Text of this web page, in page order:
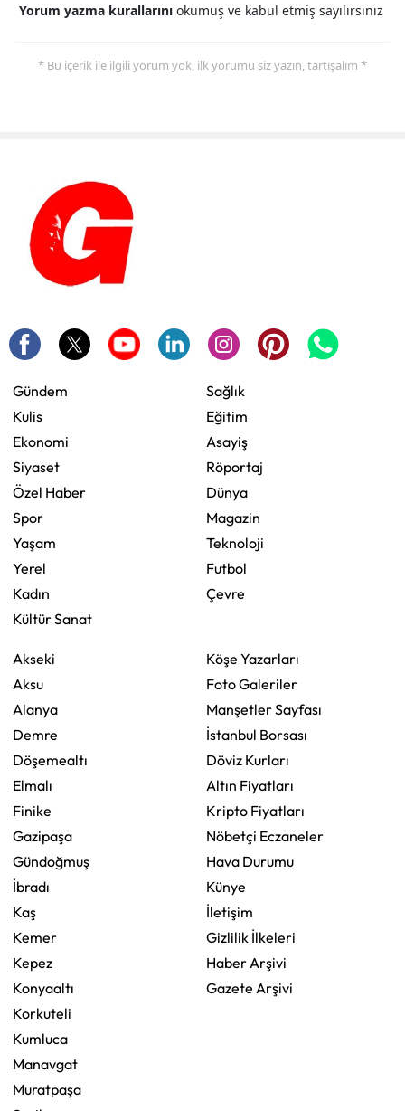
Yorum yazma kurallarını okumuş ve kabul etmiş sayılırsınız
* Bu içerik ile ilgili yorum yok, ilk yorumu siz yazın, tartışalım *
Gündem
Kulis
Ekonomi
Siyaset
Özel Haber
Spor
Yaşam
Yerel
Kadın
Kültür Sanat
Sağlık
Eğitim
Asayiş
Röportaj
Dünya
Magazin
Teknoloji
Futbol
Çevre
Akseki
Aksu
Alanya
Demre
Döşemealtı
Elmalı
Finike
Gazipaşa
Gündoğmuş
İbradı
Kaş
Kemer
Kepez
Konyaaltı
Korkuteli
Kumluca
Manavgat
Muratpaşa
Köşe Yazarları
Foto Galeriler
Manşetler Sayfası
İstanbul Borsası
Döviz Kurları
Altın Fiyatları
Kripto Fiyatları
Nöbetçi Eczaneler
Hava Durumu
Künye
İletişim
Gizlilik İlkeleri
Haber Arşivi
Gazete Arşivi